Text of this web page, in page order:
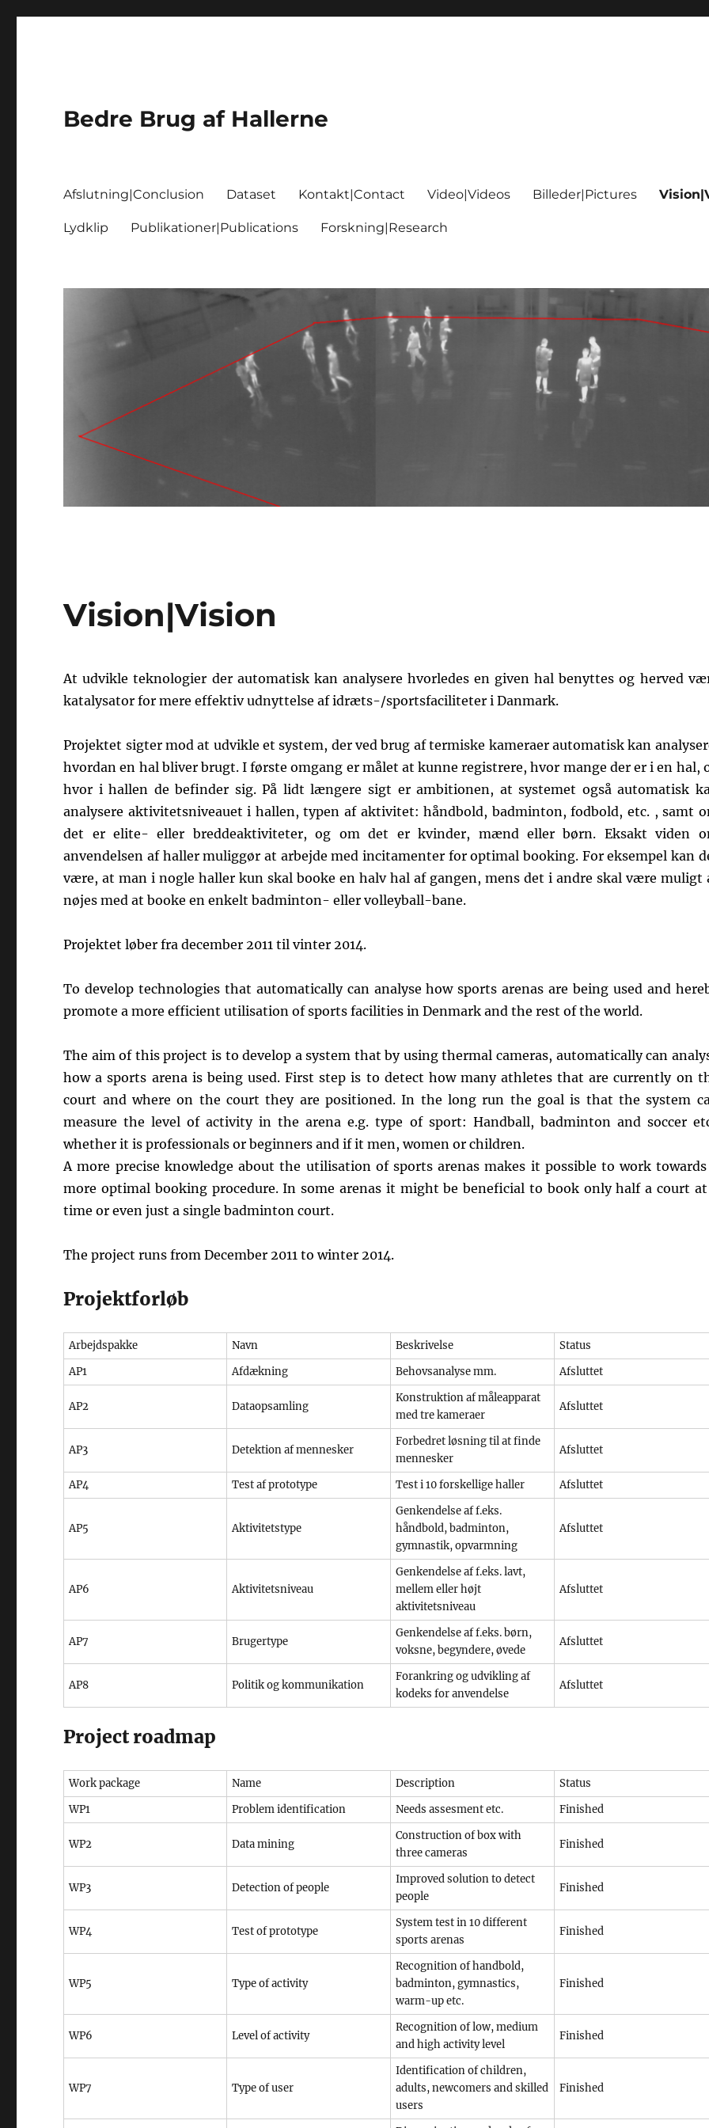
Bedre Brug af Hallerne
Afslutning|Conclusion Dataset Kontakt|Contact Video|Videos Billeder|Pictures
Lydklip Publikationer|Publications Forskning|Research
Vision|Vision
At udvikle teknologier der automatisk kan analysere hvorledes en given hal benyttes og herved
katalysator for mere effektiv udnyttelse af idræts-/sportsfaciliteter i Danmark.
Projektet sigter mod at udvikle et system, der ved brug af termiske kameraer automatisk kan
hvordan en hal bliver brugt. I første omgang er målet at kunne registrere, hvor mange der er i en hal,
hvor i hallen de befinder sig. På lidt længere sigt er ambitionen, at systemet også automatisk
analysere aktivitetsniveauet i hallen, typen af aktivitet: håndbold, badminton, fodbold, etc. , samt
det er elite- eller breddeaktiviteter, og om det er kvinder, mænd eller børn. Eksakt viden
anvendelsen af haller muliggør at arbejde med incitamenter for optimal booking. For eksempel kan
være, at man i nogle haller kun skal booke en halv hal af gangen, mens det i andre skal være muligt
nøjes med at booke en enkelt badminton- eller volleyball-bane.
Projektet løber fra december 2011 til vinter 2014.
To develop technologies that automatically can analyse how sports arenas are being used and
promote a more efficient utilisation of sports facilities in Denmark and the rest of the world.
The aim of this project is to develop a system that by using thermal cameras, automatically can
how a sports arena is being used. First step is to detect how many athletes that are currently on
court and where on the court they are positioned. In the long run the goal is that the system
measure the level of activity in the arena e.g. type of sport: Handball, badminton and soccer
whether it is professionals or beginners and if it men, women or children.
A more precise knowledge about the utilisation of sports arenas makes it possible to work
more optimal booking procedure. In some arenas it might be beneficial to book only half a court
time or even just a single badminton court.
The project runs from December 2011 to winter 2014.
Projektforløb
Arbejdspakke Navn Beskrivelse
Status
AP1
Afdækning Behovsanalyse mm. Afsluttet
AP2 Dataopsamling
Konstruktion af måleapparat
med tre kameraer
Afsluttet
AP3 Detektion af mennesker
Forbedret løsning til at finde
mennesker
Afsluttet
AP4 Test af prototype Test i 10 forskellige haller Afsluttet
AP5 Aktivitetstype
Genkendelse af f.eks.
håndbold, badminton,
gymnastik, opvarmning
Afsluttet
AP6 Aktivitetsniveau
Genkendelse af f.eks. lavt,
mellem eller højt
aktivitetsniveau
Afsluttet
AP7 Brugertype
Genkendelse af f.eks. børn,
voksne, begyndere, øvede
Afsluttet
AP8 Politik og kommunikation
Forankring og udvikling af
kodeks for anvendelse
Afsluttet
Project roadmap
Work package Name Description
Status
WP1
Problem identification Needs assesment etc. Finished
WP2 Data mining
Construction of box with
three cameras
Finished
WP3 Detection of people
Improved solution to detect
people
Finished
WP4 Test of prototype
System test in 10 different
sports arenas
Finished
WP5 Type of activity
Recognition of handbold,
badminton, gymnastics,
warm-up etc.
Finished
WP6 Level of activity
Recognition of low, medium
and high activity level
Finished
WP7 Type of user
Identification of children,
adults, newcomers and skilled
users
Finished